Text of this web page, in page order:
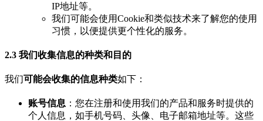
IP地址等。
我们可能会使用Cookie和类似技术来了解您的使用
习惯，以便提供更个性化的服务。
2.3 我们收集信息的种类和目的
我们可能会收集的信息种类如下：
账号信息 ：您在注册和使用我们的产品和服务时提供的
个人信息，如手机号码、头像、电子邮箱地址等。这些